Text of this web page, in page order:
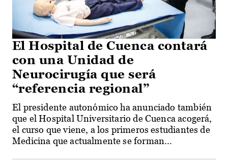
El Hospital de Cuenca contará
con una Unidad de
Neurocirugía que será
“referencia regional”
El presidente autonómico ha anunciado también
que el Hospital Universitario de Cuenca acogerá,
el curso que viene, a los primeros estudiantes de
Medicina que actualmente se forman...